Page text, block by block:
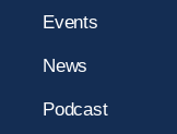
Events
News
Podcast